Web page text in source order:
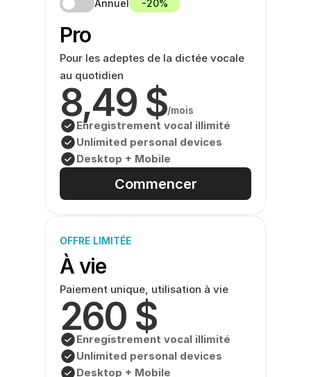
Annuel -20%
Pro
Pour les adeptes de la dictée vocale
au quotidien
8,49 $/mois
Enregistrement vocal illimité
Unlimited personal devices
Desktop + Mobile
Commencer
OFFRE LIMITÉE
À vie
Paiement unique, utilisation à vie
260 $
Enregistrement vocal illimité
Unlimited personal devices
Desktop + Mobile